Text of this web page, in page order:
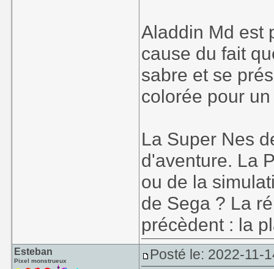
Aladdin Md est
cause du fait
sabre et se
colorée pour
La Super Nes
d'aventure. La
ou de la
de Sega ? La
précèdent : la
Esteban
Pixel monstrueux Posté le: 2022-11-